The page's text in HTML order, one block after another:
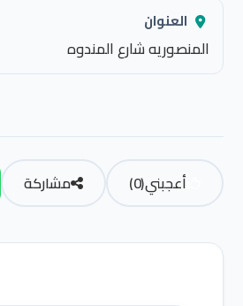
العنوان
المنصوريه شارع المندوه
أعجبني(
0
) مشاركة